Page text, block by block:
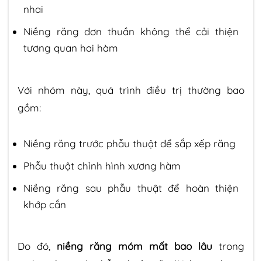
nhai
Niềng răng đơn thuần không thể cải thiện
tương quan hai hàm
Với nhóm này, quá trình điều trị thường bao
gồm:
Niềng răng trước phẫu thuật để sắp xếp răng
Phẫu thuật chỉnh hình xương hàm
Niềng răng sau phẫu thuật để hoàn thiện
khớp cắn
Do đó, niềng răng móm mất bao lâu trong